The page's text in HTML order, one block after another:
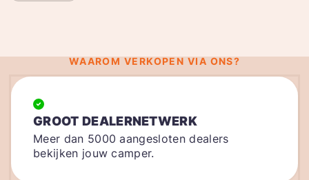
WAAROM VERKOPEN VIA ONS?
GROOT DEALERNETWERK
Meer dan 5000 aangesloten dealers
bekijken jouw camper.